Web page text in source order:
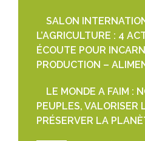
SALON
L’AGRICULTURE : 4
ÉCOUTE POUR
PRODUCTION –
LE MONDE A FAIM :
PEUPLES, VALORISER
PRÉSERVER LA